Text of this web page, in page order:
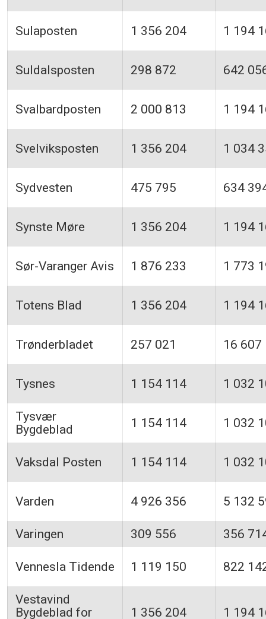
Sulaposten 1 356 204 1 194
Suldalsposten 298 872 642
Svalbardposten 2 000 813 1 194
Svelviksposten 1 356 204 1 034
Sydvesten 475 795 634
Synste Møre 1 356 204 1 194
Sør-Varanger Avis 1 876 233 1 773
Totens Blad 1 356 204 1 194
Trønderbladet 257 021 16 607
Tysnes 1 154 114 1 032
Tysvær
Bygdeblad
1 154 114 1 032
Vaksdal Posten 1 154 114 1 032
Varden 4 926 356 5 132
Varingen 309 556 356
Vennesla Tidende 1 119 150 822
Vestavind
Bygdeblad for
1 356 204 1 194